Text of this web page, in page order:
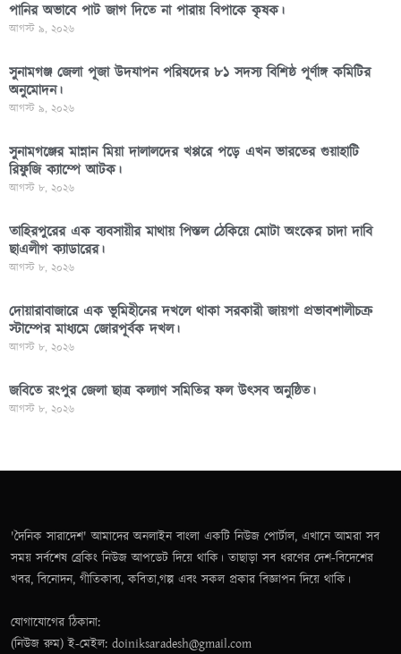
পা‌নির অভাবে পাট জাগ দিতে না পারায় বিপাকে কৃষক।
আগস্ট ৯, ২০২৬
সুনামগঞ্জ জেলা পূজা উদযাপন পরিষদের ৮১ সদস্য বিশিষ্ঠ পূর্ণাঙ্গ কমিটির
অনুমোদন।
আগস্ট ৯, ২০২৬
সুনামগঞ্জের মান্নান মিয়া দালালদের খপ্পরে পড়ে এখন ভারতের গুয়াহাটি
রিফুজি ক্যাম্পে আটক।
আগস্ট ৮, ২০২৬
তাহিরপুরের এক ব্যবসায়ীর মাথায় পিস্তল ঠেকিয়ে মোটা অংকের চাদা দাবি
ছাএলীগ ক্যাডারের।
আগস্ট ৮, ২০২৬
দোয়ারাবাজারে এক ভূমিহীনের দখলে থাকা সরকারী জায়গা প্রভাবশালীচক্র
স্টাম্পের মাধ্যমে জোরপূর্বক দখল।
আগস্ট ৮, ২০২৬
জবিতে রংপুর জেলা ছাত্র কল্যাণ সমিতির ফল উৎসব অনুষ্ঠিত।
আগস্ট ৮, ২০২৬
'দৈনিক সারাদেশ' আমাদের অনলাইন বাংলা একটি নিউজ পোর্টাল, এখানে আমরা সব
সময় সর্বশেষ ব্রেকিং নিউজ আপডেট দিয়ে থাকি। তাছাড়া সব ধরণের দেশ-বিদেশের
খবর, বিনোদন, গীতিকাব্য, কবিতা,গল্প এবং সকল প্রকার বিজ্ঞাপন দিয়ে থাকি।
যোগাযোগের ঠিকানা:
(নিউজ রুম) ই-মেইল: doiniksaradesh@gmail.com